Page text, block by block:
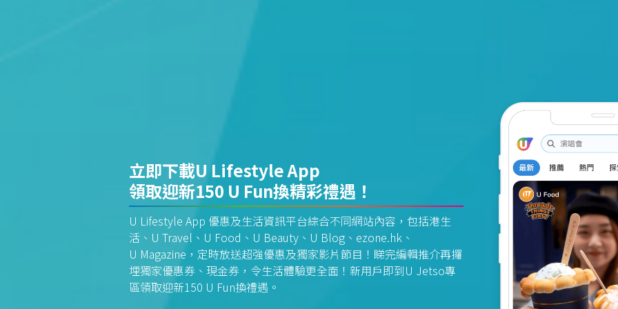
立即下載U Lifestyle App
領取迎新150 U Fun換精彩禮遇！
U Lifestyle App 優惠及生活資訊平台綜合不同網站內容，包括港生
活、U Travel、U Food、U Beauty、U Blog、ezone.hk、
U Magazine，定時放送超強優惠及獨家影片節目！睇完編輯推介再攞
埋獨家優惠券、現金券，令生活體驗更全面！新用戶即到U Jetso專
區領取迎新150 U Fun換禮遇。